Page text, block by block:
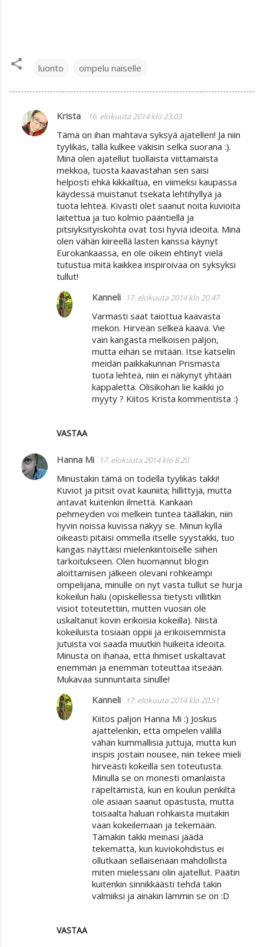
luonto ompelu naiselle
K
o
Krista 16. elokuuta 2014 klo 23.03
Tämä on ihan mahtava syksyä ajatellen! Ja niin
tyylikäs, tällä kulkee väkisin selkä suorana :).
Minä olen ajatellut tuollaista viittamaista
mekkoa, tuosta kaavastahan sen saisi
helposti ehkä kikkailtua, en viimeksi kaupassa
käydessä muistanut tsekata lehtihyllyä ja
tuota lehteä. Kivasti olet saanut noita kuvioita
laitettua ja tuo kolmio pääntiellä ja
pitsiyksityiskohta ovat tosi hyviä ideoita. Minä
olen vähän kiireellä lasten kanssa käynyt
Eurokankaassa, en ole oikein ehtinyt vielä
tutustua mitä kaikkea inspiroivaa on syksyksi
tullut!
VASTAA
Kanneli 17. elokuuta 2014 klo 20.47
Varmasti saat taiottua kaavasta
mekon. Hirveän selkeä kaava. Vie
vain kangasta melkoisen paljon,
mutta eihän se mitään. Itse katselin
meidän paikkakunnan Prismasta
tuota lehteä, niin ei näkynyt yhtään
kappaletta. Olisikohan lie kaikki jo
myyty ? Kiitos Krista kommentista :)
Hanna Mi 17. elokuuta 2014 klo 8.20
Minustakin tämä on todella tyylikäs takki!
Kuviot ja pitsit ovat kauniita; hillittyjä, mutta
antavat kuitenkin ilmettä. Kankaan
pehmeyden voi melkein tuntea täälläkin, niin
hyvin noissa kuvissa näkyy se. Minun kyllä
oikeasti pitäisi ommella itselle syystakki, tuo
kangas näyttäisi mielenkiintoiselle siihen
tarkoitukseen. Olen huomannut blogin
aloittamisen jälkeen olevani rohkeampi
ompelijana, minulle on nyt vasta tullut se hurja
kokeilun halu (opiskellessa tietysti villitkin
visiot toteutettiin, mutten vuosiin ole
uskaltanut kovin erikoisia kokeilla). Niistä
kokeiluista tosiaan oppii ja erikoisemmista
jutuista voi saada muutkin huikeita ideoita.
Minusta on ihanaa, että ihmiset uskaltavat
enemmän ja enemmän toteuttaa itseään.
Mukavaa sunnuntaita sinulle!
VASTAA
Kanneli 17. elokuuta 2014 klo 20.51
Kiitos paljon Hanna Mi :) Joskus
ajattelenkin, että ompelen välillä
vähän kummallisia juttuja, mutta kun
inspis jostain nousee, niin tekee mieli
hirveästi kokeilla sen toteutusta.
Minulla se on monesti omanlaista
räpeltämistä, kun en koulun penkiltä
ole asiaan saanut opastusta, mutta
toisaalta haluan rohkaista muitakin
vaan kokeilemaan ja tekemään.
Tämäkin takki meinasi jäädä
tekemättä, kun kuviokohdistus ei
ollutkaan sellaisenaan mahdollista
miten mielessäni olin ajatellut. Päätin
kuitenkin sinnikkäästi tehdä takin
valmiiksi ja ainakin lämmin se on :D